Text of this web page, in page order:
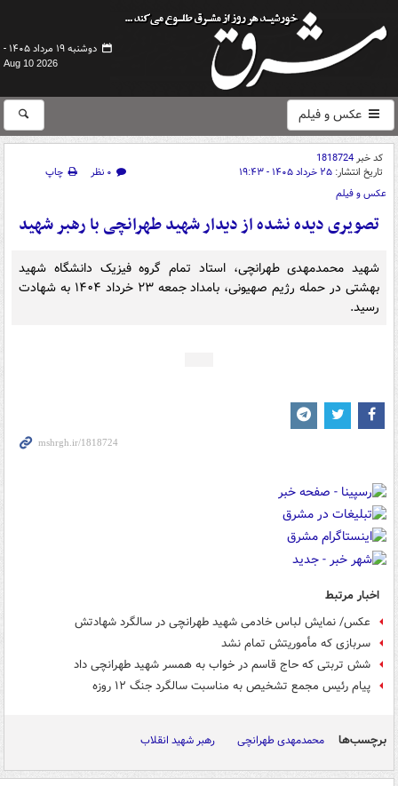
دوشنبه ۱۹ مرداد ۱۴۰۵ -
Aug 10 2026
عکس و فیلم
کد خبر1818724
تاریخ انتشار: ۲۵ خرداد ۱۴۰۵ - ۱۹:۴۳ ۰ نظر
چاپ
عکس و فیلم
تصویری دیده نشده از دیدار شهید طهرانچی با رهبر شهید
شهید محمدمهدی طهرانچی، استاد تمام گروه فیزیک دانشگاه شهید
بهشتی در حمله رژیم صهیونی، بامداد جمعه ۲۳ خرداد ۱۴۰۴ به شهادت
رسید.
اخبار مرتبط
عکس/ نمایش لباس خادمی شهید طهرانچی در سالگرد شهادتش
سربازی که مأموریتش تمام نشد
شش تربتی که حاج قاسم در خواب به همسر شهید طهرانچی داد
پیام رئیس مجمع تشخیص به مناسبت سالگرد جنگ ۱۲ روزه
برچسب‌ها محمدمهدی طهرانچی رهبر شهید انقلاب